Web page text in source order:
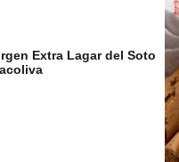
Extra Lagar del Soto